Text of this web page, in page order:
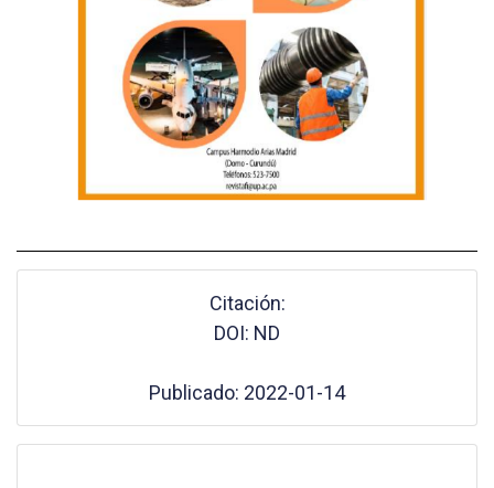
Citación:
DOI: ND
Publicado: 2022-01-14